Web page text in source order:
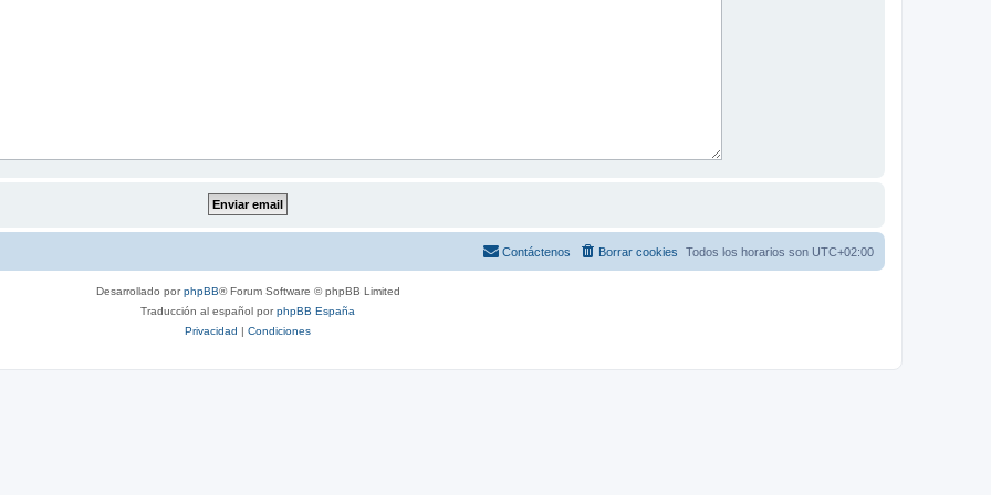
Todos los horarios son UTC+02:00
Borrar cookies
Contáctenos
Desarrollado porphpBB® Forum Software © phpBB Limited
Traducción al español porphpBB España
Privacidad | Condiciones